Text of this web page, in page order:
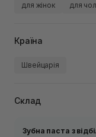
для жінок для
Країна
Швейцарія
Склад
Зубна паста з